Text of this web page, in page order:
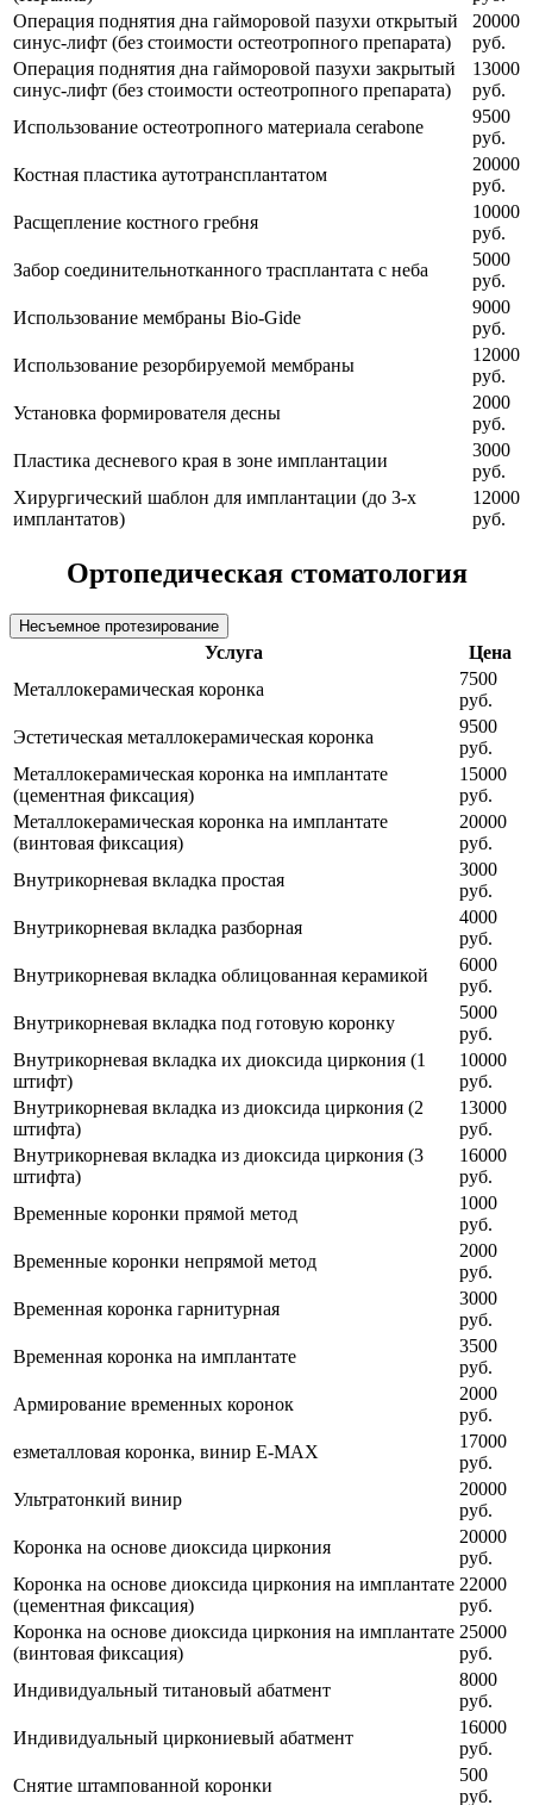
Операция поднятия дна гайморовой пазухи открытый
синус-лифт (без стоимости остеотропного препарата)
20000
руб.
Операция поднятия дна гайморовой пазухи закрытый
синус-лифт (без стоимости остеотропного препарата)
13000
руб.
Использование остеотропного материала сerabone
9500
руб.
Костная пластика аутотрансплантатом
20000
руб.
Расщепление костного гребня
10000
руб.
Забор соединительнотканного трасплантата с неба
5000
руб.
Использование мембраны Bio-Gide
9000
руб.
Использование резорбируемой мембраны
12000
руб.
Установка формирователя десны
2000
руб.
Пластика десневого края в зоне имплантации
3000
руб.
Хирургический шаблон для имплантации (до 3-х
имплантатов)
12000
руб.
Ортопедическая стоматология
Несъемное протезирование
Услуга
Цена
Металлокерамическая коронка
7500
руб.
Эстетическая металлокерамическая коронка
9500
руб.
Металлокерамическая коронка на имплантате
(цементная фиксация)
15000
руб.
Металлокерамическая коронка на имплантате
(винтовая фиксация)
20000
руб.
Внутрикорневая вкладка простая
3000
руб.
Внутрикорневая вкладка разборная
4000
руб.
Внутрикорневая вкладка облицованная керамикой
6000
руб.
Внутрикорневая вкладка под готовую коронку
5000
руб.
Внутрикорневая вкладка их диоксида циркония (1
штифт)
10000
руб.
Внутрикорневая вкладка из диоксида циркония (2
штифта)
13000
руб.
Внутрикорневая вкладка из диоксида циркония (3
штифта)
16000
руб.
Временные коронки прямой метод
1000
руб.
Временные коронки непрямой метод
2000
руб.
Временная коронка гарнитурная
3000
руб.
Временная коронка на имплантате
3500
руб.
Армирование временных коронок
2000
руб.
езметалловая коронка, винир Е-MAX
17000
руб.
Ультратонкий винир
20000
руб.
Коронка на основе диоксида циркония
20000
руб.
Коронка на основе диоксида циркония на имплантате
(цементная фиксация)
22000
руб.
Коронка на основе диоксида циркония на имплантате
(винтовая фиксация)
25000
руб.
Индивидуальный титановый абатмент
8000
руб.
Индивидуальный циркониевый абатмент
16000
руб.
Снятие штампованной коронки
500
руб.